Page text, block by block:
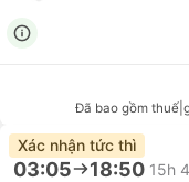
Đã bao gồm thuế
Xác nhận tức thì
03:05 18:50 15h